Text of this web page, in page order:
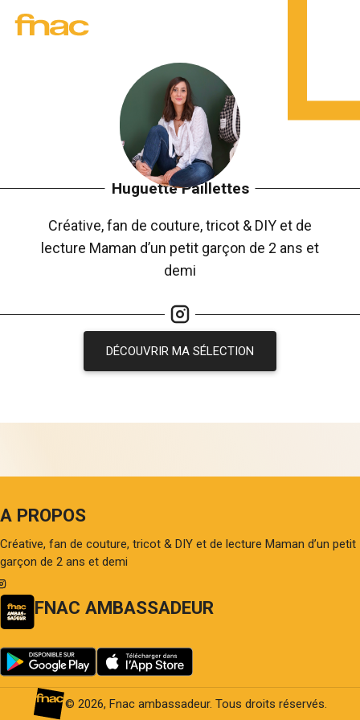
Huguette Paillettes
Créative, fan de couture, tricot & DIY et de
lecture Maman d’un petit garçon de 2 ans et
demi
DÉCOUVRIR MA SÉLECTION
A PROPOS
Créative, fan de couture, tricot & DIY et de lecture Maman d’un petit
garçon de 2 ans et demi
FNAC AMBASSADEUR
© 2026, Fnac ambassadeur. Tous droits réservés.